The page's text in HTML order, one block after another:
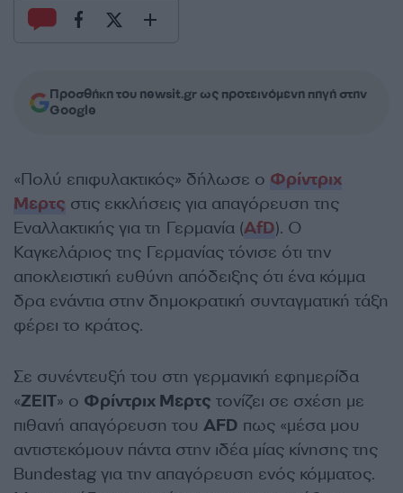
Προσθήκη του newsit.gr ως προτεινόμενη πηγή στην
Google
«Πολύ επιφυλακτικός» δήλωσε ο Φρίντριχ
Μερτς στις εκκλήσεις για απαγόρευση της
Εναλλακτικής για τη Γερμανία (AfD). Ο
Καγκελάριος της Γερμανίας τόνισε ότι την
αποκλειστική ευθύνη απόδειξης ότι ένα κόμμα
δρα ενάντια στην δημοκρατική συνταγματική τάξη
φέρει το κράτος.
Σε συνέντευξή του στη γερμανική εφημερίδα
«ZEIT» ο Φρίντριχ Μερτς τονίζει σε σχέση με
πιθανή απαγόρευση του AFD πως «μέσα μου
αντιστεκόμουν πάντα στην ιδέα μίας κίνησης της
Bundestag για την απαγόρευση ενός κόμματος.